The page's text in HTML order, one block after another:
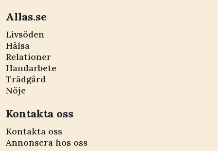
Allas.se
Livsöden
Hälsa
Relationer
Handarbete
Trädgård
Nöje
Kontakta oss
Kontakta oss
Annonsera hos oss